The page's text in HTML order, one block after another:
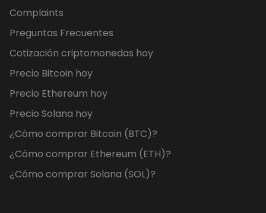
Complaints
Preguntas Frecuentes
Cotización criptomonedas hoy
Precio Bitcoin hoy
Precio Ethereum hoy
Precio Solana hoy
¿Cómo comprar Bitcoin (BTC)?
¿Cómo comprar Ethereum (ETH)?
¿Cómo comprar Solana (SOL)?